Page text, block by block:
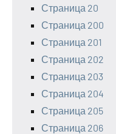
Страница 20
Страница 200
Страница 201
Страница 202
Страница 203
Страница 204
Страница 205
Страница 206